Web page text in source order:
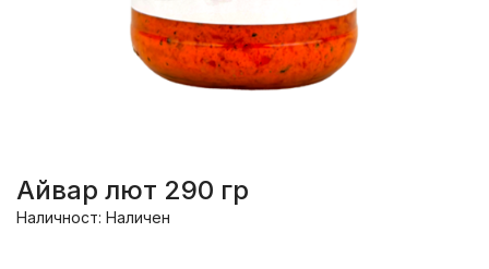
Айвар лют 290 гр
Наличност: Наличен